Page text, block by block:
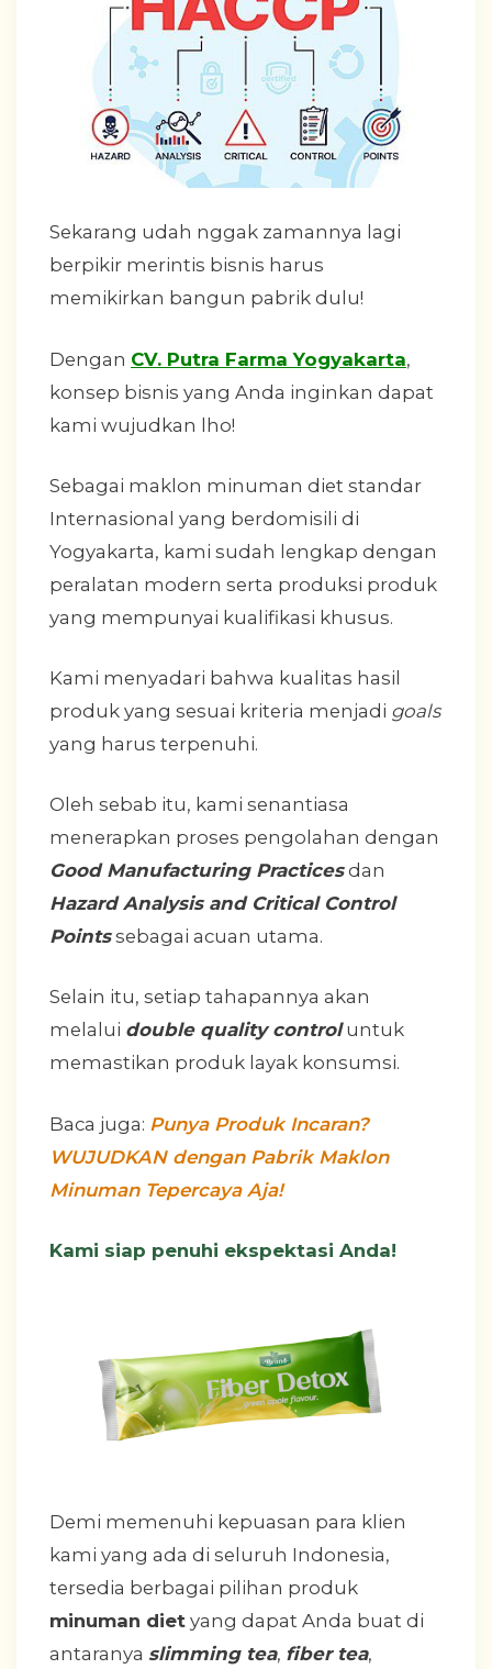
Sekarang udah nggak zamannya lagi
berpikir merintis bisnis harus
memikirkan bangun pabrik dulu!
Dengan CV. Putra Farma Yogyakarta,
konsep bisnis yang Anda inginkan dapat
kami wujudkan lho!
Sebagai maklon minuman diet standar
Internasional yang berdomisili di
Yogyakarta, kami sudah lengkap dengan
peralatan modern serta produksi produk
yang mempunyai kualifikasi khusus.
Kami menyadari bahwa kualitas hasil
produk yang sesuai kriteria menjadi goals
yang harus terpenuhi.
Oleh sebab itu, kami senantiasa
menerapkan proses pengolahan dengan
Good Manufacturing Practicesdan
Hazard Analysis and Critical Control
Pointssebagai acuan utama.
Selain itu, setiap tahapannya akan
melalui double quality controluntuk
memastikan produk layak konsumsi.
Baca juga: Punya Produk Incaran?
WUJUDKAN dengan Pabrik Maklon
Minuman Tepercaya Aja!
Kami siap penuhi ekspektasi Anda!
Demi memenuhi kepuasan para klien
kami yang ada di seluruh Indonesia,
tersedia berbagai pilihan produk
minuman diet yang dapat Anda buat di
antaranya slimming tea, fiber tea,